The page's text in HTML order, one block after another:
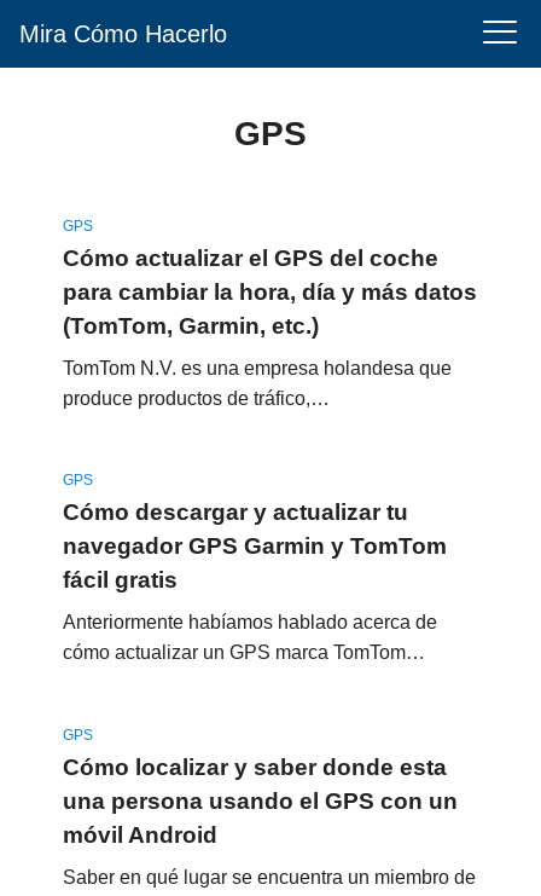
Mira Cómo Hacerlo
GPS
GPS
Cómo actualizar el GPS del coche
para cambiar la hora, día y más datos
(TomTom, Garmin, etc.)
TomTom N.V. es una empresa holandesa que
produce productos de tráfico,…
GPS
Cómo descargar y actualizar tu
navegador GPS Garmin y TomTom
fácil gratis
Anteriormente habíamos hablado acerca de
cómo actualizar un GPS marca TomTom…
GPS
Cómo localizar y saber donde esta
una persona usando el GPS con un
móvil Android
Saber en qué lugar se encuentra un miembro de